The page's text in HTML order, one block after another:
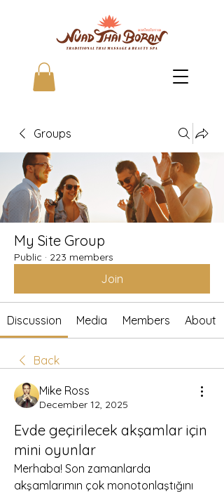
Groups
My Site Group
Public · 223 members
Join
Discussion Media Members About
Back
Mike Ross
December 12, 2025
Evde geçirilecek akşamlar için
mini oyunlar
Merhaba! Son zamanlarda
akşamlarımın çok monotonlaştığını